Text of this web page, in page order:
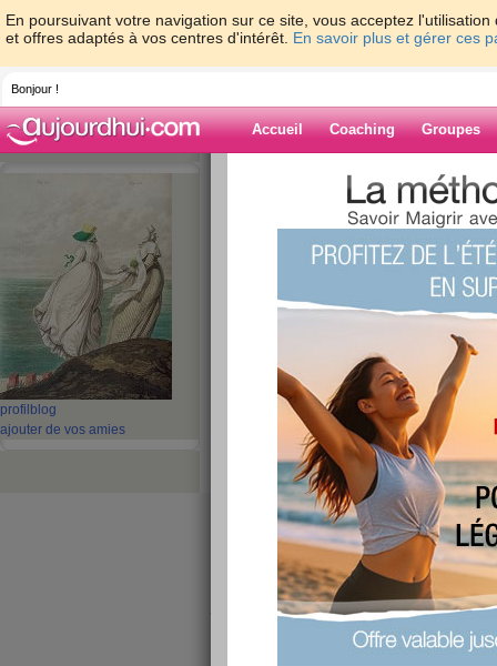
En poursuivant votre navigation sur ce site, vous acceptez
et offres adaptés à vos centres d'intérêt. En savoir plus et gérer ces
Bonjour !
Accueil Coaching Groupes
profil blog
ajouter de vos amies
> > 70.4
Blog de
70.4
Ce matin, je me suis pesée j'ai presque
et que je veux descendre à 70 kilos. Je suis
Côté santé, je suis allée voir un spécialiste et
vertiges positionnels. Il suffit d'aller chez son
manipulation et tout rentre dans l'ordre mais
manipulations. Pour le moment, je n'ai pas eu
pense que le problème est donc résolu.
Je contine à suivre le régime qui me permet
de recettes avec les courgettes mais je n'ai
je n'aime vraiment pas les courgettes.